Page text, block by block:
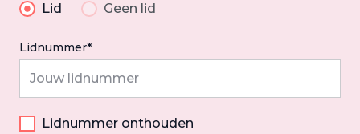
Lid Geen lid
Lidnummer*
Lidnummer onthouden